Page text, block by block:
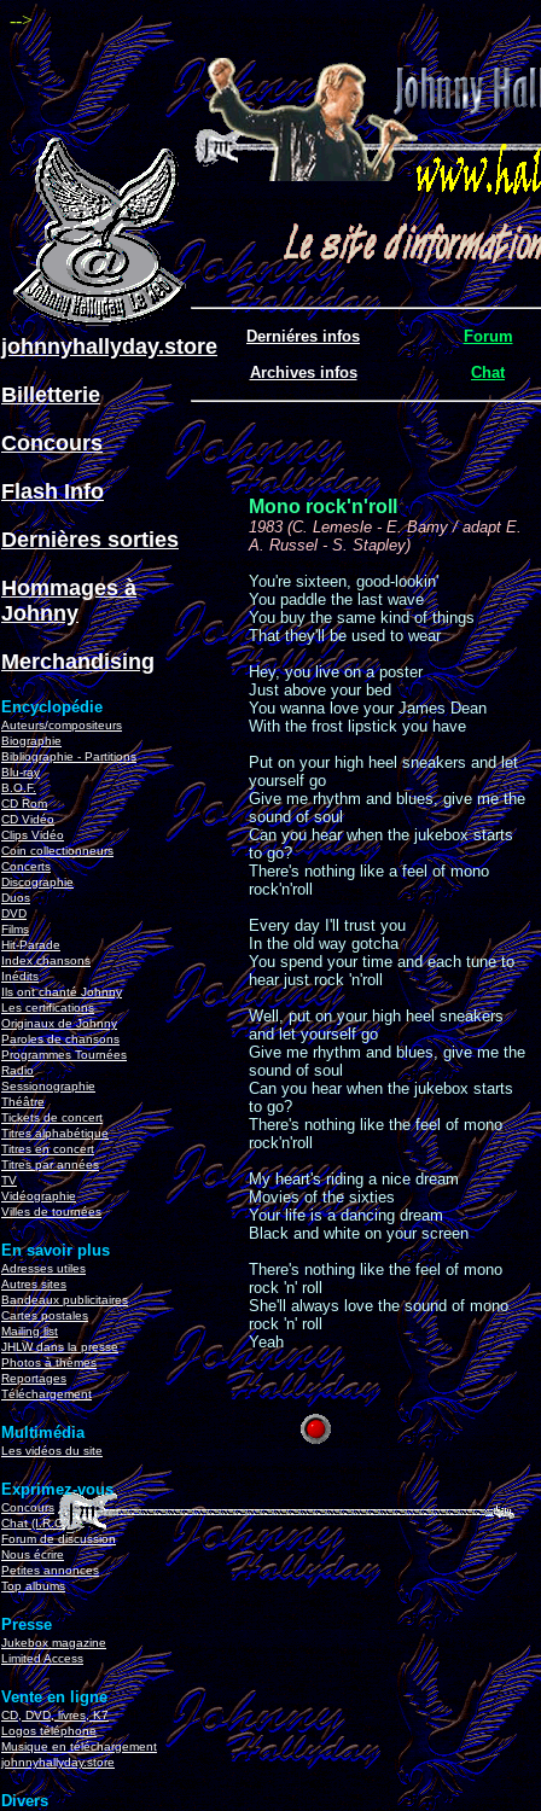
-->
Derniéres infos
Forum
Archives infos
Chat
johnnyhallyday.store
Billetterie
Concours
Flash Info
Dernières sorties
Hommages à
Johnny
Merchandising
Encyclopédie
Auteurs/compositeurs
Biographie
Bibliographie - Partitions
Blu-ray
B.O.F.
CD Rom
CD Vidéo
Clips Vidéo
Coin collectionneurs
Concerts
Discographie
Duos
DVD
Films
Hit-Parade
Index chansons
Inédits
Ils ont chanté Johnny
Les certifications
Originaux de Johnny
Paroles de chansons
Programmes Tournées
Radio
Sessionographie
Théâtre
Tickets de concert
Titres alphabétique
Titres en concert
Titres par années
TV
Vidéographie
Villes de tournées
En savoir plus
Adresses utiles
Autres sites
Bandeaux publicitaires
Cartes postales
Mailing list
JHLW dans la presse
Photos à thèmes
Reportages
Téléchargement
Multimédia
Les vidéos du site
Exprimez-vous
Concours
Chat (I.R.C.)
Forum de discussion
Nous écrire
Petites annonces
Top albums
Presse
Jukebox magazine
Limited Access
Vente en ligne
CD, DVD, livres, K7
Logos téléphone
Musique en téléchargement
johnnyhallyday.store
Divers
Mono rock'n'roll
1983 (C. Lemesle - E. Bamy / adapt E.
A. Russel - S. Stapley)
You're sixteen, good-lookin'
You paddle the last wave
You buy the same kind of things
That they'll be used to wear
Hey, you live on a poster
Just above your bed
You wanna love your James Dean
With the frost lipstick you have
Put on your high heel sneakers and let
yourself go
Give me rhythm and blues, give me the
sound of soul
Can you hear when the jukebox starts
to go?
There's nothing like a feel of mono
rock'n'roll
Every day I'll trust you
In the old way gotcha
You spend your time and each tune to
hear just rock 'n'roll
Well, put on your high heel sneakers
and let yourself go
Give me rhythm and blues, give me the
sound of soul
Can you hear when the jukebox starts
to go?
There's nothing like the feel of mono
rock'n'roll
My heart's riding a nice dream
Movies of the sixties
Your life is a dancing dream
Black and white on your screen
There's nothing like the feel of mono
rock 'n' roll
She'll always love the sound of mono
rock 'n' roll
Yeah